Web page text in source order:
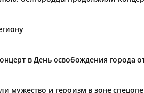
в День освобождения города
мужество и героизм в зоне